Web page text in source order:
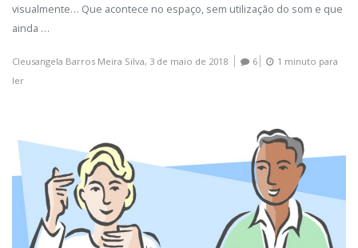
visualmente… Que acontece no espaço, sem utilização do som e que
ainda …
Cleusangela Barros Meira Silva, 3 de maio de 2018 6
1 minuto para
ler